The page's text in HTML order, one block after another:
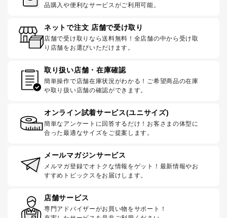
品購入や便利なサービスがご利用可能。
ネットで注文 店舗で受け取り
店舗で受け取りなら送料無料！全店舗の中から受け取
り店舗をお選びいただけます。
取り扱い店舗・在庫確認
簡単操作で店舗在庫状況がわかる！ご希望商品の在庫
や取り扱い店舗の確認ができます。
オンライン試着サービス(ユニサイズ)
簡単なアンケートに回答するだけ！お客さまの体型に
合った最適なサイズをご提案します。
メールマガジンサービス
メルマガ登録でオトクな情報をゲット！最新情報やお
すすめトピックスをお届けします。
店舗サービス
専門アドバイザーがお買い物をサポート！